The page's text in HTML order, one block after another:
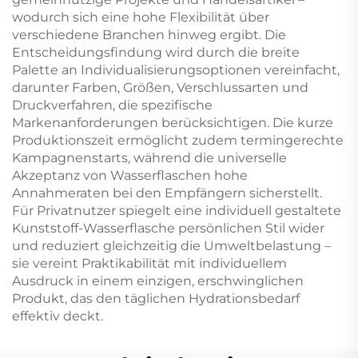
wodurch sich eine hohe Flexibilität über
verschiedene Branchen hinweg ergibt. Die
Entscheidungsfindung wird durch die breite
Palette an Individualisierungsoptionen vereinfacht,
darunter Farben, Größen, Verschlussarten und
Druckverfahren, die spezifische
Markenanforderungen berücksichtigen. Die kurze
Produktionszeit ermöglicht zudem termingerechte
Kampagnenstarts, während die universelle
Akzeptanz von Wasserflaschen hohe
Annahmeraten bei den Empfängern sicherstellt.
Für Privatnutzer spiegelt eine individuell gestaltete
Kunststoff-Wasserflasche persönlichen Stil wider
und reduziert gleichzeitig die Umweltbelastung –
sie vereint Praktikabilität mit individuellem
Ausdruck in einem einzigen, erschwinglichen
Produkt, das den täglichen Hydrationsbedarf
effektiv deckt.